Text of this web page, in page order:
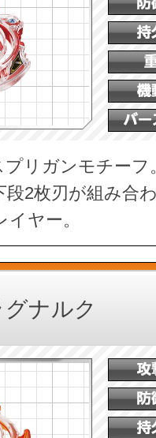
リガンモチーフ
段2枚刃が組み合
ヤー。
ナルク